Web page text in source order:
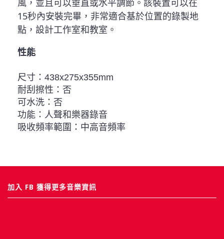
15秒內安裝完畢，非常適合基於位置的錄製地
點，設計工作室和教室。
性能
尺寸：438x275x355mm
耐刮擦性：否
可水洗：否
功能：人聲和樂器錄音
吸收頻率範圍：中高音頻率
加入 FB 獲得更多音樂資訊